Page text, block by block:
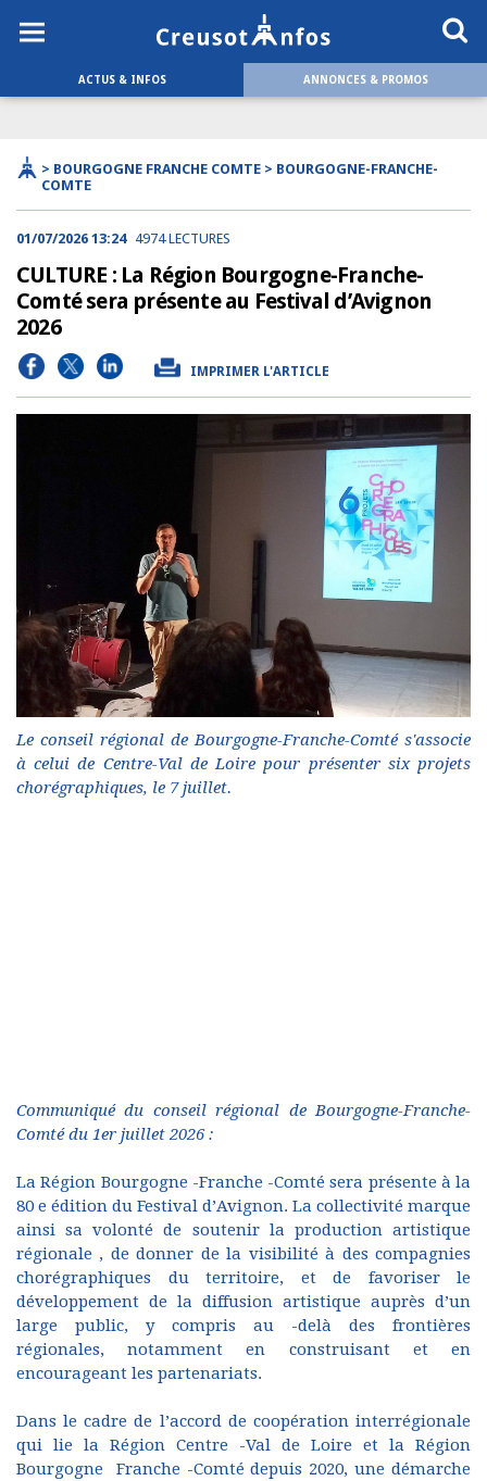
ACTUS & INFOS ANNONCES & PROMOS
> BOURGOGNE FRANCHE COMTE > BOURGOGNE-FRANCHE-
COMTE
01/07/2026 13:24 4974 LECTURES
CULTURE : La Région Bourgogne-Franche-
Comté sera présente au Festival d’Avignon
2026
IMPRIMER L'ARTICLE
Le conseil régional de Bourgogne-Franche-Comté s'associe
à celui de Centre-Val de Loire pour présenter six projets
chorégraphiques, le 7 juillet.
Communiqué du conseil régional de Bourgogne-Franche-
Comté du 1er juillet 2026 :
La Région Bourgogne -Franche -Comté sera présente à la
80 e édition du Festival d’Avignon. La collectivité marque
ainsi sa volonté de soutenir la production artistique
régionale , de donner de la visibilité à des compagnies
chorégraphiques du territoire, et de favoriser le
développement de la diffusion artistique auprès d’un
large public, y compris au -delà des frontières
régionales, notamment en construisant et en
encourageant les partenariats.
Dans le cadre de l’accord de coopération interrégionale
qui lie la Région Centre -Val de Loire et la Région
Bourgogne Franche -Comté depuis 2020, une démarche